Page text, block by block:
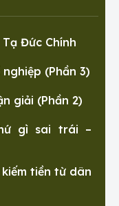
Đức Chính
(Phần 3)
giải (Phần 2)
gì sai trái –
tiền từ dân